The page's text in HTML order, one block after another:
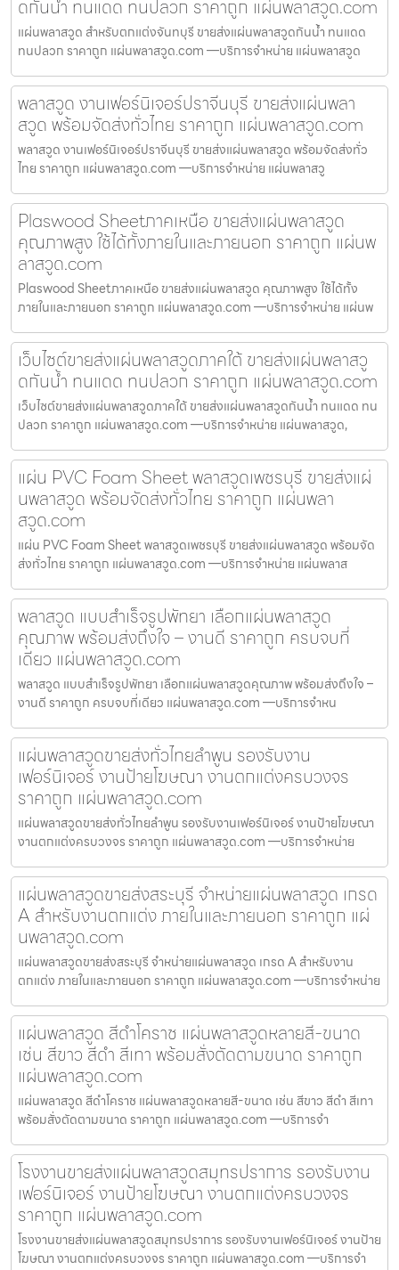
ดกันน้ำ ทนแดด ทนปลวก ราคาถูก แผ่นพลาสวูด.com
แผ่นพลาสวูด สำหรับตกแต่งจันทบุรี ขายส่งแผ่นพลาสวูดกันน้ำ ทนแดด
ทนปลวก ราคาถูก แผ่นพลาสวูด.com —บริการจำหน่าย แผ่นพลาสวูด
พลาสวูด งานเฟอร์นิเจอร์ปราจีนบุรี ขายส่งแผ่นพลา
สวูด พร้อมจัดส่งทั่วไทย ราคาถูก แผ่นพลาสวูด.com
พลาสวูด งานเฟอร์นิเจอร์ปราจีนบุรี ขายส่งแผ่นพลาสวูด พร้อมจัดส่งทั่ว
ไทย ราคาถูก แผ่นพลาสวูด.com —บริการจำหน่าย แผ่นพลาสวู
Plaswood Sheetภาคเหนือ ขายส่งแผ่นพลาสวูด
คุณภาพสูง ใช้ได้ทั้งภายในและภายนอก ราคาถูก แผ่นพ
ลาสวูด.com
Plaswood Sheetภาคเหนือ ขายส่งแผ่นพลาสวูด คุณภาพสูง ใช้ได้ทั้ง
ภายในและภายนอก ราคาถูก แผ่นพลาสวูด.com —บริการจำหน่าย แผ่นพ
เว็บไซต์ขายส่งแผ่นพลาสวูดภาคใต้ ขายส่งแผ่นพลาสวู
ดกันน้ำ ทนแดด ทนปลวก ราคาถูก แผ่นพลาสวูด.com
เว็บไซต์ขายส่งแผ่นพลาสวูดภาคใต้ ขายส่งแผ่นพลาสวูดกันน้ำ ทนแดด ทน
ปลวก ราคาถูก แผ่นพลาสวูด.com —บริการจำหน่าย แผ่นพลาสวูด,
แผ่น PVC Foam Sheet พลาสวูดเพชรบุรี ขายส่งแผ่
นพลาสวูด พร้อมจัดส่งทั่วไทย ราคาถูก แผ่นพลา
สวูด.com
แผ่น PVC Foam Sheet พลาสวูดเพชรบุรี ขายส่งแผ่นพลาสวูด พร้อมจัด
ส่งทั่วไทย ราคาถูก แผ่นพลาสวูด.com —บริการจำหน่าย แผ่นพลาส
พลาสวูด แบบสำเร็จรูปพัทยา เลือกแผ่นพลาสวูด
คุณภาพ พร้อมส่งถึงใจ – งานดี ราคาถูก ครบจบที่
เดียว แผ่นพลาสวูด.com
พลาสวูด แบบสำเร็จรูปพัทยา เลือกแผ่นพลาสวูดคุณภาพ พร้อมส่งถึงใจ –
งานดี ราคาถูก ครบจบที่เดียว แผ่นพลาสวูด.com —บริการจำหน
แผ่นพลาสวูดขายส่งทั่วไทยลำพูน รองรับงาน
เฟอร์นิเจอร์ งานป้ายโฆษณา งานตกแต่งครบวงจร
ราคาถูก แผ่นพลาสวูด.com
แผ่นพลาสวูดขายส่งทั่วไทยลำพูน รองรับงานเฟอร์นิเจอร์ งานป้ายโฆษณา
งานตกแต่งครบวงจร ราคาถูก แผ่นพลาสวูด.com —บริการจำหน่าย
แผ่นพลาสวูดขายส่งสระบุรี จำหน่ายแผ่นพลาสวูด เกรด
A สำหรับงานตกแต่ง ภายในและภายนอก ราคาถูก แผ่
นพลาสวูด.com
แผ่นพลาสวูดขายส่งสระบุรี จำหน่ายแผ่นพลาสวูด เกรด A สำหรับงาน
ตกแต่ง ภายในและภายนอก ราคาถูก แผ่นพลาสวูด.com —บริการจำหน่าย
แผ่นพลาสวูด สีดำโคราช แผ่นพลาสวูดหลายสี-ขนาด
เช่น สีขาว สีดำ สีเทา พร้อมสั่งตัดตามขนาด ราคาถูก
แผ่นพลาสวูด.com
แผ่นพลาสวูด สีดำโคราช แผ่นพลาสวูดหลายสี-ขนาด เช่น สีขาว สีดำ สีเทา
พร้อมสั่งตัดตามขนาด ราคาถูก แผ่นพลาสวูด.com —บริการจำ
โรงงานขายส่งแผ่นพลาสวูดสมุทรปราการ รองรับงาน
เฟอร์นิเจอร์ งานป้ายโฆษณา งานตกแต่งครบวงจร
ราคาถูก แผ่นพลาสวูด.com
โรงงานขายส่งแผ่นพลาสวูดสมุทรปราการ รองรับงานเฟอร์นิเจอร์ งานป้าย
โฆษณา งานตกแต่งครบวงจร ราคาถูก แผ่นพลาสวูด.com —บริการจำ